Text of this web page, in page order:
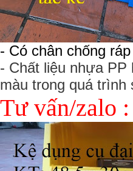
- Có chân chống
- Chất liệu nhựa PP
màu trong quá trình
Tư vấn/zalo